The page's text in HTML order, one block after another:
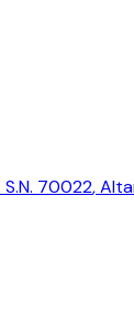
S.N. 70022,